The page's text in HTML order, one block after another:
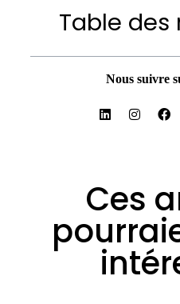
Table
Nous suivre
Ces